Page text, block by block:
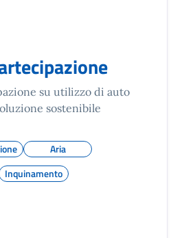
su utilizzo di auto
sostenibile
Aria
Inquinamento